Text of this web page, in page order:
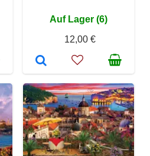
Auf Lager (6)
12,00 €